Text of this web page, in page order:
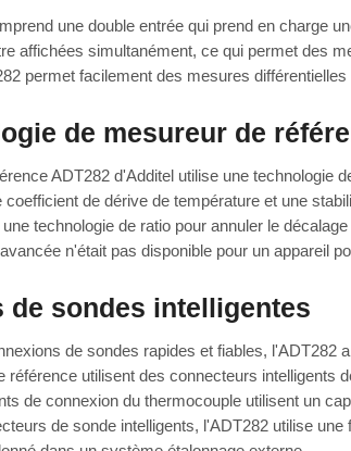
une double entrée qui prend en charge
affichées simultanément, ce qui permet des
permet facilement des mesures différentielles
de mesureur de
ADT282 d'Additel utilise une technologie
de dérive de température et une
technologie de ratio pour annuler le
n'était pas disponible pour un appareil
de sondes intelligentes
de sondes rapides et fiables,
référence utilisent des connecteurs
de connexion du thermocouple utilisent un
de sonde intelligents, l'ADT282 utilise